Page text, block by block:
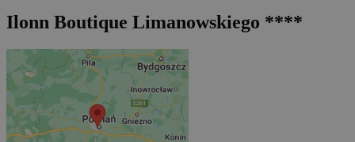
Ilonn Boutique Limanowskiego ****